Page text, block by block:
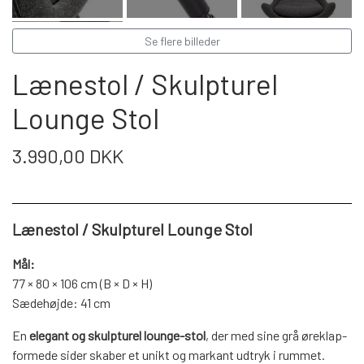
DAYBED/CHAISELONG
BELYSNING
REOL EDGE
REOL MISTRAL
REOL SIGN
VÆGPANELER
SPEJLE
BELYSNING
VÆGPANELER
SPEJLE
BELYSNING
VÆGPANELER
VÆGPANELER
SPEJLE
SPEJLE
PARKERING
AFHENTNING
MONTERING & LEVERING
OM OS
Se flere billeder
Lænestol / Skulpturel
Lounge Stol
3.990,00 DKK
Lænestol / Skulpturel Lounge Stol
Mål:
77 × 80 × 106 cm (B × D × H)
Sædehøjde: 41 cm
En elegant og skulpturel lounge-stol, der med sine grå øreklap-
formede sider skaber et unikt og markant udtryk i rummet.